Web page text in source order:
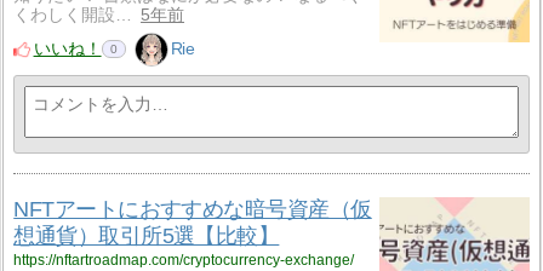
くわしく開設…
5年前
いいね！
0 Rie
NFTアートにおすすめな暗号資産（仮
想通貨）取引所5選【比較】
https://nftartroadmap.com/cryptocurrency-exchange/